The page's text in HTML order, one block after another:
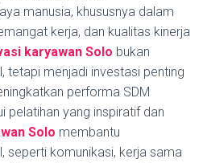
manusia, khususnya dalam
kerja, dan kualitas kinerja
karyawan Solo bukan
tetapi menjadi investasi penting
performa SDM
pelatihan yang inspiratif dan
Solo membantu
seperti komunikasi, kerja sama